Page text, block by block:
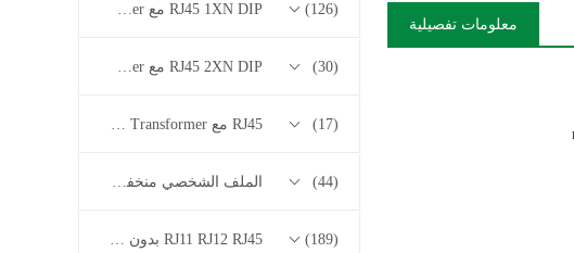
RJ45 1XN DIP مع 10/100/1000M Base-T Series Transformer (126)
RJ45 2XN DIP مع 10/100/1000M Base-T Series Transformer (30)
RJ45 مع 2.5G / 5G / 10G Base-T Series Transformer (17)
الملف الشخصي منخفض RJ45 (44)
RJ11 RJ12 RJ45 بدون سلسلة المحولات (189)
معلومات تفصيلية